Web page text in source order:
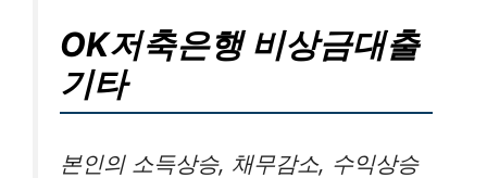
OK저축은행 비상금대출
기타
본인의 소득상승, 채무감소, 수익상승